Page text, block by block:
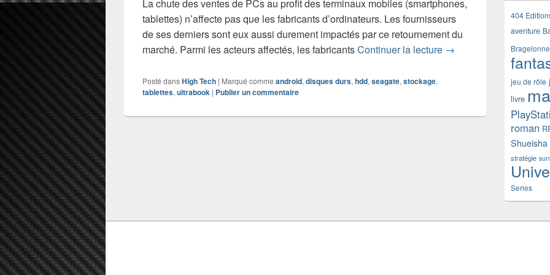
La chute des ventes de PCs au profit des terminaux mobiles (smartphones,
tablettes) n’affecte pas que les fabricants d’ordinateurs. Les fournisseurs
de ses derniers sont eux aussi durement impactés par ce retournement du
marché. Parmi les acteurs affectés, les fabricantsContinuer la lecture Seagate veut mettre
→
Posté dansHigh Tech | Marqué comme android, disques durs, hdd, seagate, stockage,
tablettes, ultrabook | Publier un commentaire
404
aventure
Bragelonne
jeu de rôle
livre
roman
Shueisha
stratégie
Series